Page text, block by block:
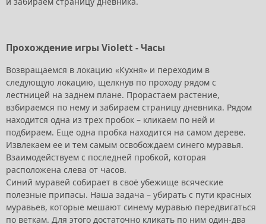
Прохождение игры Violett - Часы
Возвращаемся в локацию «Кухня» и переходим в
следующую локацию, щелкнув по проходу рядом с
лестницей на заднем плане. Прорастаем растение,
взбираемся по нему и забираем страницу дневника. Рядом
находится одна из трех пробок – кликаем по ней и
подбираем. Еще одна пробка находится на самом дереве.
Извлекаем ее и тем самым освобождаем синего муравья.
Взаимодействуем с последней пробкой, которая
расположена слева от часов.
Синий муравей собирает в своё убежище всяческие
полезные припасы. Наша задача – убирать с пути красных
муравьев, которые мешают синему муравью передвигаться
по веткам. Для этого достаточно кликать по ним один-два